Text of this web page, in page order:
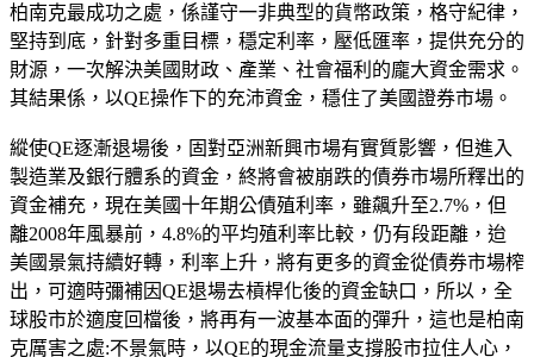
柏南克最成功之處，係謹守一非典型的貨幣政策，格守紀律，
堅持到底，針對多重目標，穩定利率，壓低匯率，提供充分的
財源，一次解決美國財政、產業、社會福利的龐大資金需求。
其結果係，以QE操作下的充沛資金，穩住了美國證券市場。
縱使QE逐漸退場後，固對亞洲新興市場有實質影響，但進入
製造業及銀行體系的資金，終將會被崩跌的債券市場所釋出的
資金補充，現在美國十年期公債殖利率，雖飆升至2.7%，但
離2008年風暴前，4.8%的平均殖利率比較，仍有段距離，迨
美國景氣持續好轉，利率上升，將有更多的資金從債券市場榨
出，可適時彌補因QE退場去槓桿化後的資金缺口，所以，全
球股市於適度回檔後，將再有一波基本面的彈升，這也是柏南
克厲害之處:不景氣時，以QE的現金流量支撐股市拉住人心，